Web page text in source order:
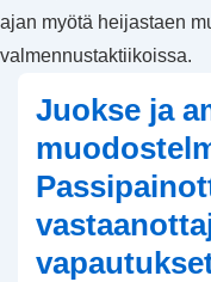
ajan myötä heijastaen
valmennustaktiikoissa.
Juokse ja